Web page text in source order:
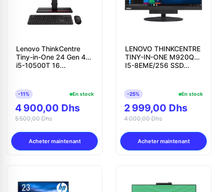
Lenovo ThinkCentre
Tiny-in-One 24 Gen 4
i5-10500T 16...
-11% En stock
4 900,00 Dhs
5 500,00 Dhs
Acheter maintenant
LENOVO THINKCENTRE
TINY-IN-ONE M920Q
I5-8EME/256 SSD...
-25% En stock
2 999,00 Dhs
4 000,00 Dhs
Acheter maintenant